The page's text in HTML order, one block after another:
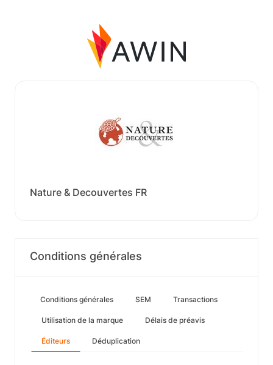
Nature & Decouvertes FR
Conditions générales
Conditions générales SEM Transactions
Utilisation de la marque Délais de préavis
Éditeurs Déduplication